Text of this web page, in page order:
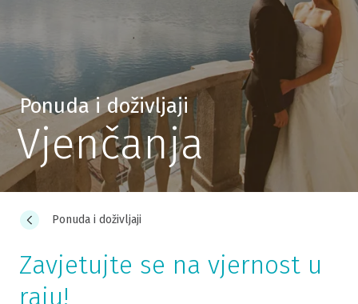
Ponuda i doživljaji
Vjenčanja
Ponuda i doživljaji
Zavjetujte se na vjernost u
raju!